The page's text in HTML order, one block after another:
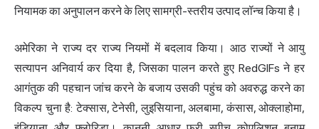
नियामक का अनुपालन करने के लिए सामग्री-स्तरीय उत्पाद लॉन्च किया है।
अमेरिका ने राज्य दर राज्य नियमों में बदलाव किया। आठ राज्यों ने आयु
सत्यापन अनिवार्य कर दिया है, जिसका पालन करते हुए RedGIFs ने हर
आगंतुक की पहचान जांच करने के बजाय उसकी पहुंच को अवरुद्ध करने का
विकल्प चुना है: टेक्सास, टेनेसी, लुइसियाना, अलबामा, कंसास, ओक्लाहोमा,